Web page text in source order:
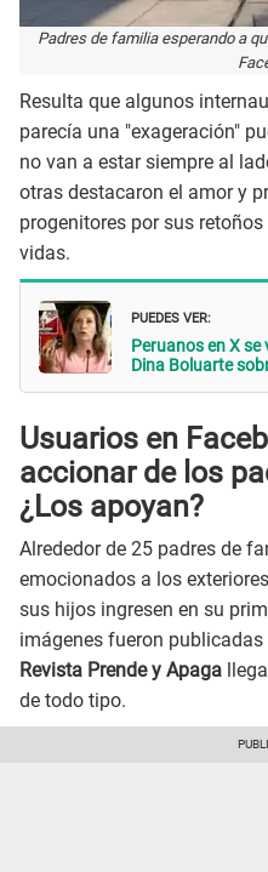
Padres de familia esperando a
Resulta que algunos
parecía una "exageración"
no van a estar siempre al
otras destacaron el amor y
progenitores por sus
vidas.
PUEDES VER:
Peruanos en X
Dina Boluarte
Usuarios en
accionar de los
¿Los apoyan?
Alrededor de 25 padres de
emocionados a los
sus hijos ingresen en su
imágenes fueron
Revista Prende y Apaga
de todo tipo.